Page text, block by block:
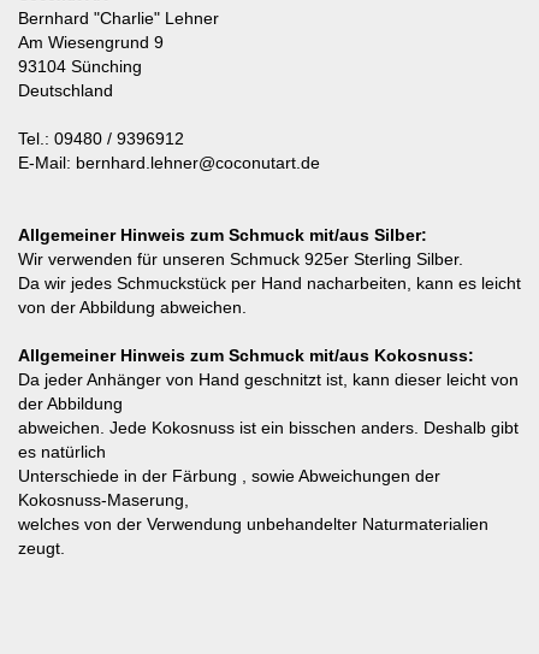
Bernhard "Charlie" Lehner
Am Wiesengrund 9
93104 Sünching
Deutschland
Tel.: 09480 / 9396912
E-Mail: bernhard.lehner@coconutart.de
Allgemeiner Hinweis zum Schmuck mit/aus Silber:
Wir verwenden für unseren Schmuck 925er Sterling Silber.
Da wir jedes Schmuckstück per Hand nacharbeiten, kann es leicht
von der Abbildung abweichen.
Allgemeiner Hinweis zum Schmuck mit/aus Kokosnuss:
Da jeder Anhänger von Hand geschnitzt ist, kann dieser leicht von
der Abbildung
abweichen. Jede Kokosnuss ist ein bisschen anders. Deshalb gibt
es natürlich
Unterschiede in der Färbung , sowie Abweichungen der
Kokosnuss-Maserung,
welches von der Verwendung unbehandelter Naturmaterialien
zeugt.